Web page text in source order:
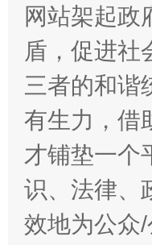
网站架起政
盾，促进社
三者的和谐
有生力，借
才铺垫一个
识、法律、
效地为公众